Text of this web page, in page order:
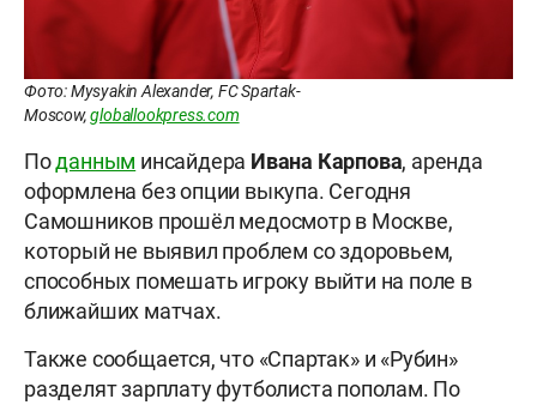
Фото: Mysyakin Alexander, FC Spartak-
Moscow,globallookpress.com
Поданным инсайдера Ивана Карпова, аренда
оформлена без опции выкупа. Сегодня
Самошников прошёл медосмотр в Москве,
который не выявил проблем со здоровьем,
способных помешать игроку выйти на поле в
ближайших матчах.
Также сообщается, что «Спартак» и «Рубин»
разделят зарплату футболиста пополам. По